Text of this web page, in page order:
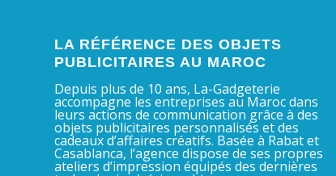
LA RÉFÉRENCE DES OBJETS
PUBLICITAIRES AU MAROC
Depuis plus de 10 ans, La-Gadgeterie
accompagne les entreprises au Maroc dans
leurs actions de communication grâce à des
objets publicitaires personnalisés et des
cadeaux d’affaires créatifs. Basée à Rabat et
Casablanca, l’agence dispose de ses propres
ateliers d’impression équipés des dernières